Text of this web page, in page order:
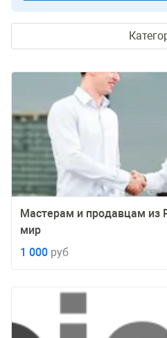
Мастерам и продавцам из
мир
1 000 руб